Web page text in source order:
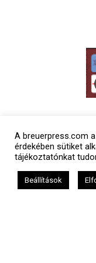
A breuerpress.com
érdekében sütiket
tájékoztatónkat
Beállítások